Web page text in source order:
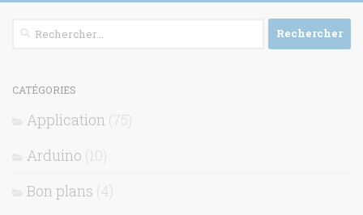
Rechercher :
CATÉGORIES
Application (75)
Arduino (10)
Bon plans (4)